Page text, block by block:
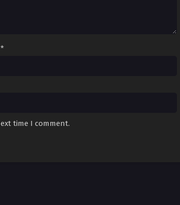
*
time I comment.